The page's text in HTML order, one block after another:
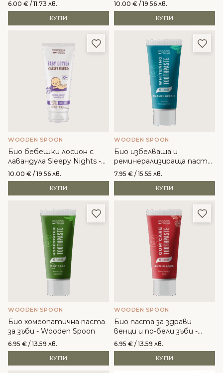
6.00 € / 11.73 лв.
КУПИ
10.00 € / 19.56 лв.
КУПИ
Добави в любими
WOODEN SPOON
Био бебешки лосион с
лавандула Sleepy Nights -
Wooden Spoon
10.00 € / 19.56 лв.
КУПИ
WOODEN SPOON
Био избелваща и
реминерализираща паста
за зъби - Wooden Spoon
7.95 € / 15.55 лв.
КУПИ
Добави в любими
WOODEN SPOON
Био хомеопатична паста
за зъби - Wooden Spoon
6.95 € / 13.59 лв.
КУПИ
WOODEN SPOON
Био паста за здрави
венци и по-бели зъби -
Wooden Spoon
6.95 € / 13.59 лв.
КУПИ